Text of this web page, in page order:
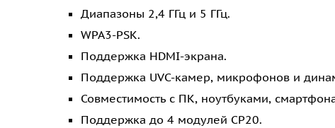
Диапазоны 2,4 ГГц и 5 ГГц.
WPA3-PSK.
Поддержка HDMI-экрана.
Поддержка UVC-камер, микрофонов и
Совместимость с ПК, ноутбуками,
Поддержка до 4 модулей CP20.